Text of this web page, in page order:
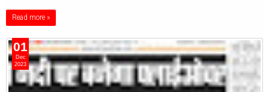
Read more »
01
Dec
2023